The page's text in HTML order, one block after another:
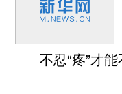
不忍“疼”才